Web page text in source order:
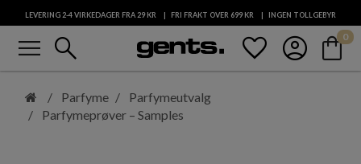
LEVERING 2-4 VIRKEDAGER FRA 29KR FRI FRAKT OVER 699KR INGEN TOLLGEBYR
KUNDESERVICE
menu search favorite account_circle shopping_bag
0
hovedinnhold
Parfyme
Parfymeutvalg
Parfymeprøver – Samples